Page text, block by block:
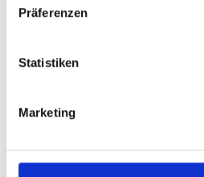
Präferenzen
Statistiken
Marketing
Roedl